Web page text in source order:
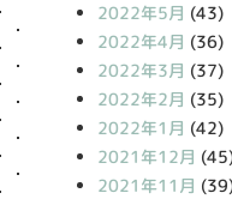
2022年5月 (43)
2022年4月 (36)
2022年3月 (37)
2022年2月 (35)
2022年1月 (42)
2021年12月
2021年11月